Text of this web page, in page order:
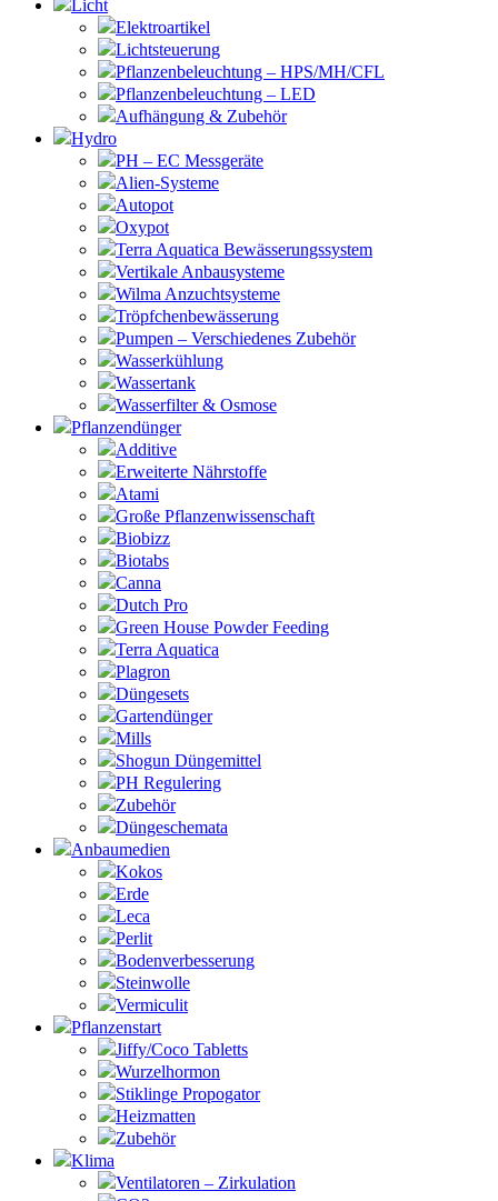
Licht
Elektroartikel
Lichtsteuerung
Pflanzenbeleuchtung – HPS/MH/CFL
Pflanzenbeleuchtung – LED
Aufhängung & Zubehör
Hydro
PH – EC Messgeräte
Alien-Systeme
Autopot
Oxypot
Terra Aquatica Bewässerungssystem
Vertikale Anbausysteme
Wilma Anzuchtsysteme
Tröpfchenbewässerung
Pumpen – Verschiedenes Zubehör
Wasserkühlung
Wassertank
Wasserfilter & Osmose
Pflanzendünger
Additive
Erweiterte Nährstoffe
Atami
Große Pflanzenwissenschaft
Biobizz
Biotabs
Canna
Dutch Pro
Green House Powder Feeding
Terra Aquatica
Plagron
Düngesets
Gartendünger
Mills
Shogun Düngemittel
PH Regulering
Zubehör
Düngeschemata
Anbaumedien
Kokos
Erde
Leca
Perlit
Bodenverbesserung
Steinwolle
Vermiculit
Pflanzenstart
Jiffy/Coco Tabletts
Wurzelhormon
Stiklinge Propogator
Heizmatten
Zubehör
Klima
Ventilatoren – Zirkulation